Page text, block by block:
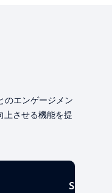
のエンゲージメン
上させる機能を提
SMS